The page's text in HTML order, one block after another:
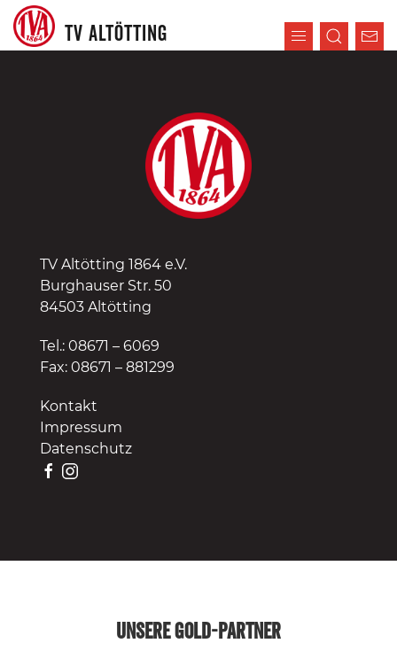
TV ALTÖTTING
TV Altötting 1864 e.V.
Burghauser Str. 50
84503 Altötting
Tel.: 08671 – 6069
Fax: 08671 – 881299
Kontakt
Impressum
Datenschutz
UNSERE GOLD-PARTNER